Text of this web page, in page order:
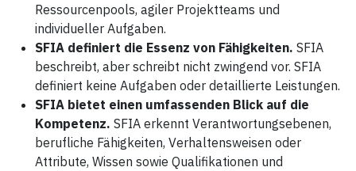
Ressourcenpools, agiler Projektteams und
individueller Aufgaben.
SFIA definiert die Essenz von Fähigkeiten. SFIA
beschreibt, aber schreibt nicht zwingend vor. SFIA
definiert keine Aufgaben oder detaillierte Leistungen.
SFIA bietet einen umfassenden Blick auf die
Kompetenz. SFIA erkennt Verantwortungsebenen,
berufliche Fähigkeiten, Verhaltensweisen oder
Attribute, Wissen sowie Qualifikationen und